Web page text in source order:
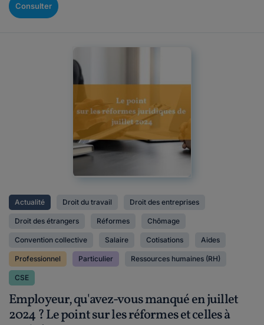
Consulter
Actualité Droit du travail Droit des entreprises
Droit des étrangers Réformes Chômage
Convention collective Salaire Cotisations Aides
Professionnel Particulier Ressources humaines (RH)
CSE
Employeur, qu'avez-vous manqué en juillet
2024 ? Le point sur les réformes et celles à